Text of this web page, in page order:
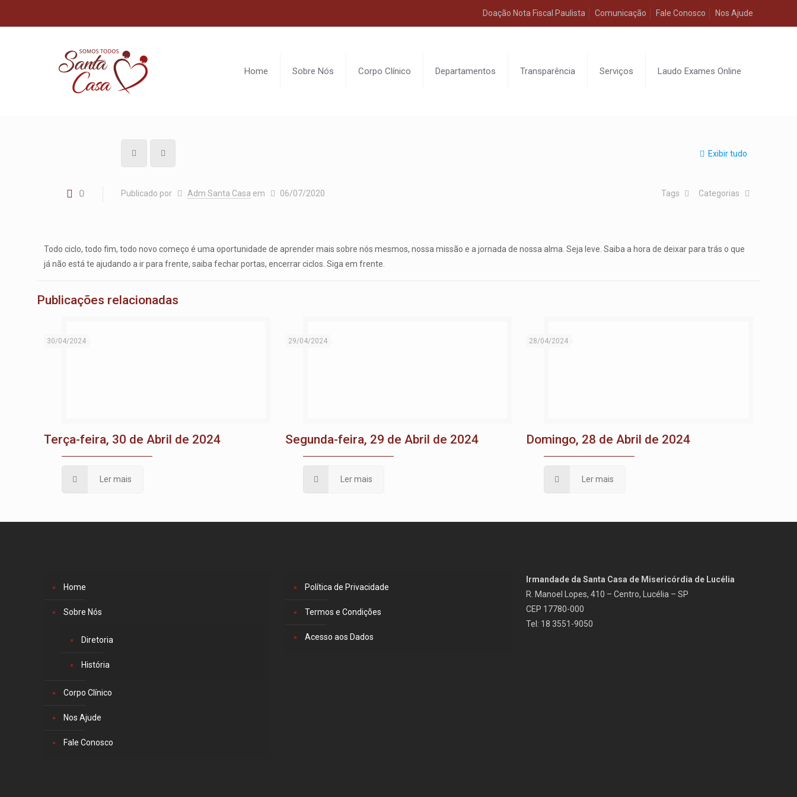
Doação Nota Fiscal Paulista Comunicação Fale Conosco Nos Ajude
Home Sobre Nós Corpo Clínico Departamentos Transparência Serviços Laudo Exames Online
Exibir tudo
0 Publicado por Adm Santa Casa em 06/07/2020 Categorias
Tags
Todo ciclo, todo fim, todo novo começo é uma oportunidade de aprender mais sobre nós mesmos, nossa missão e a jornada de nossa alma. Seja leve. Saiba a hora de deixar para trás o que
já não está te ajudando a ir para frente, saiba fechar portas, encerrar ciclos. Siga em frente.
Publicações relacionadas
30/04/2024
Terça-feira, 30 de Abril de 2024
Ler mais
29/04/2024
Segunda-feira, 29 de Abril de 2024
Ler mais
28/04/2024
Domingo, 28 de Abril de 2024
Ler mais
Home
Sobre Nós
Diretoria
História
Corpo Clínico
Nos Ajude
Fale Conosco
Política de Privacidade
Termos e Condições
Acesso aos Dados
Irmandade da Santa Casa de Misericórdia de Lucélia
R. Manoel Lopes, 410 – Centro, Lucélia – SP
CEP 17780-000
Tel: 18 3551-9050